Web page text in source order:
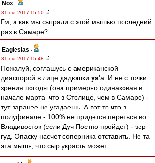
Nox -
31 окт 2017 15:50
Гм, а как мы сыграли с этой мышью последний
раз в Самаре?
Eaglesias -
31 окт 2017 15:48
Пожалуй, соглашусь с американской
диаспорой в лице дядюшки ys'a. И не с точки
зрения погоды (она примерно одинаковая в
начале марта, что в Столице, чем в Самаре) -
тут заранее не угадаешь. А вот то что в
полуфинале - 100% не придется переться во
Владивосток (если Дуч Постно пройдет) - зер
гуд. Опаску насчет соперника отставить. Не та
эта мышь, что сыр украсть может.